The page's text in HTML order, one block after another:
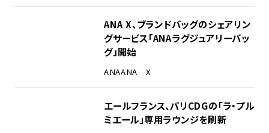
ANA X、ブランドバッグのシェアリン
グサービス「ANAラグジュアリーバッ
グ」開始
ANAANA X
エールフランス、パリCDGの「ラ・プル
ミエール」専用ラウンジを刷新